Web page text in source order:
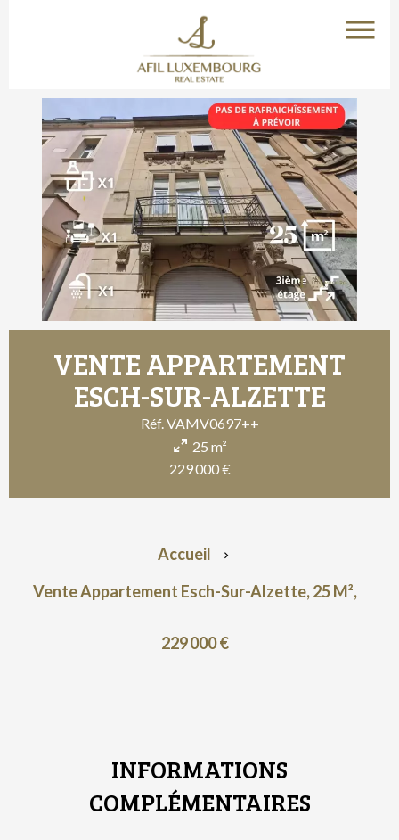
VENTE APPARTEMENT
ESCH-SUR-ALZETTE
Réf. VAMV0697++
25 m²
229 000 €
Accueil
Vente Appartement Esch-Sur-Alzette, 25 M²,
229 000 €
INFORMATIONS
COMPLÉMENTAIRES